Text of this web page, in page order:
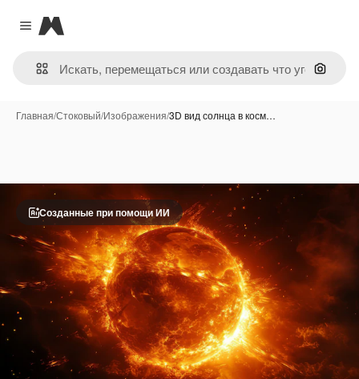
Close menu
Magnific
Поиск
Главная/Стоковый/Изображения/3D вид солнца в косм…
Созданные при помощи ИИ